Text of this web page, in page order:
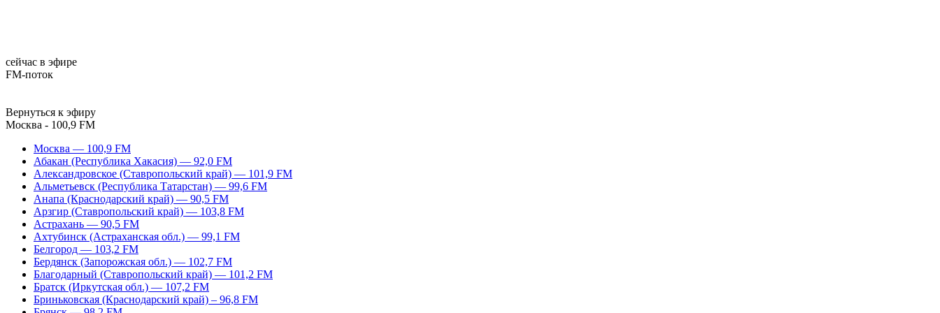
сейчас в эфире
FM-поток
Вернуться к эфиру
Москва - 100,9 FM
Москва — 100,9 FM
Абакан (Республика Хакасия) — 92,0 FM
Александровское (Ставропольский край) — 101,9 FM
Альметьевск (Республика Татарстан) — 99,6 FM
Анапа (Краснодарский край) — 90,5 FM
Арзгир (Ставропольский край) — 103,8 FM
Астрахань — 90,5 FM
Ахтубинск (Астраханская обл.) — 99,1 FM
Белгород — 103,2 FM
Бердянск (Запорожская обл.) — 102,7 FM
Благодарный (Ставропольский край) — 101,2 FM
Братск (Иркутская обл.) — 107,2 FM
Бриньковская (Краснодарский край) – 96,8 FM